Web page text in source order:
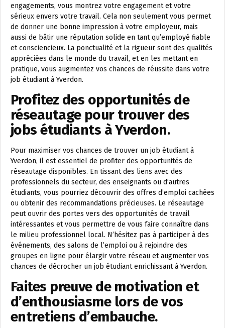
engagements, vous montrez votre engagement et votre
sérieux envers votre travail. Cela non seulement vous permet
de donner une bonne impression à votre employeur, mais
aussi de bâtir une réputation solide en tant qu’employé fiable
et consciencieux. La ponctualité et la rigueur sont des qualités
appréciées dans le monde du travail, et en les mettant en
pratique, vous augmentez vos chances de réussite dans votre
job étudiant à Yverdon.
Profitez des opportunités de
réseautage pour trouver des
jobs étudiants à Yverdon.
Pour maximiser vos chances de trouver un job étudiant à
Yverdon, il est essentiel de profiter des opportunités de
réseautage disponibles. En tissant des liens avec des
professionnels du secteur, des enseignants ou d’autres
étudiants, vous pourriez découvrir des offres d’emploi cachées
ou obtenir des recommandations précieuses. Le réseautage
peut ouvrir des portes vers des opportunités de travail
intéressantes et vous permettre de vous faire connaître dans
le milieu professionnel local. N’hésitez pas à participer à des
événements, des salons de l’emploi ou à rejoindre des
groupes en ligne pour élargir votre réseau et augmenter vos
chances de décrocher un job étudiant enrichissant à Yverdon.
Faites preuve de motivation et
d’enthousiasme lors de vos
entretiens d’embauche.